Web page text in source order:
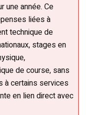
une année. Ce
liées à
technique de
stages en
de course, sans
à certains services
en lien direct avec